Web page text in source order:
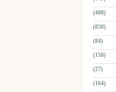
(408)
(830)
(84)
(150)
(27)
(164)